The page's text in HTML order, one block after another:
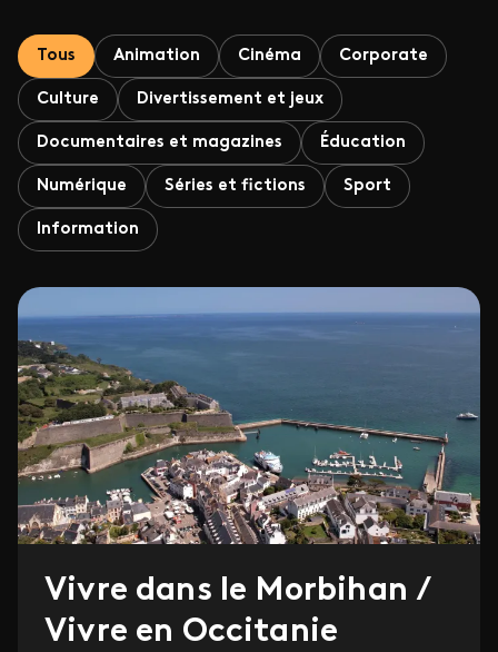
Tous Animation Cinéma Corporate
Culture Divertissement et jeux
Documentaires et magazines Éducation
Numérique Séries et fictions Sport
Information
Vivre dans le Morbihan /
Vivre en Occitanie